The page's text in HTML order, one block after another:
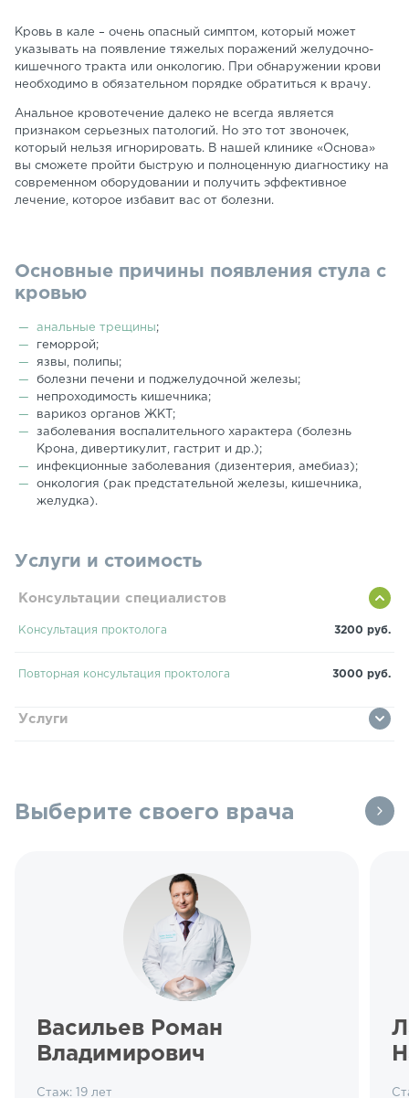
Кровь в кале – очень опасный симптом, который может
указывать на появление тяжелых поражений желудочно-
кишечного тракта или онкологию. При обнаружении крови
необходимо в обязательном порядке обратиться к врачу.
Анальное кровотечение далеко не всегда является
признаком серьезных патологий. Но это тот звоночек,
который нельзя игнорировать. В нашей клинике «Основа»
вы сможете пройти быструю и полноценную диагностику на
современном оборудовании и получить эффективное
лечение, которое избавит вас от болезни.
Основные причины появления стула с
кровью
анальные трещины;
геморрой;
язвы, полипы;
болезни печени и поджелудочной железы;
непроходимость кишечника;
варикоз органов ЖКТ;
заболевания воспалительного характера (болезнь
Крона, дивертикулит, гастрит и др.);
инфекционные заболевания (дизентерия, амебиаз);
онкология (рак предстательной железы, кишечника,
желудка).
Услуги и стоимость
Консультации специалистов
Консультация проктолога 3200 руб.
Повторная консультация проктолога 3000 руб.
Услуги
Выберите своего врача
Васильев Роман
Владимирович
Стаж: 19 лет